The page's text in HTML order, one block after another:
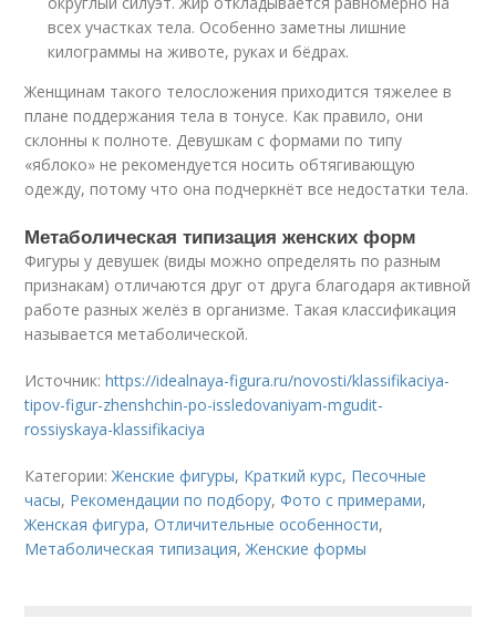
всех участках тела. Особенно заметны лишние
килограммы на животе, руках и бёдрах.
Женщинам такого телосложения приходится тяжелее в
плане поддержания тела в тонусе. Как правило, они
склонны к полноте. Девушкам с формами по типу
«яблоко» не рекомендуется носить обтягивающую
одежду, потому что она подчеркнёт все недостатки тела.
Метаболическая типизация женских форм
Фигуры у девушек (виды можно определять по разным
признакам) отличаются друг от друга благодаря активной
работе разных желёз в организме. Такая классификация
называется метаболической.
Источник:https://idealnaya-figura.ru/novosti/klassifikaciya-
tipov-figur-zhenshchin-po-issledovaniyam-mgudit-
rossiyskaya-klassifikaciya
Категории:Женские фигуры, Краткий курс, Песочные
часы, Рекомендации по подбору,Фото с примерами,
Женская фигура,Отличительные особенности,
Метаболическая типизация,Женские формы